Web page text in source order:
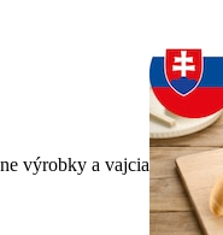
výrobky a vajcia